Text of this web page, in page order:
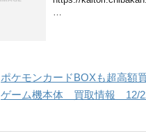
…
ポケモンカードBOXも超高
ゲーム機本体 買取情報 12/